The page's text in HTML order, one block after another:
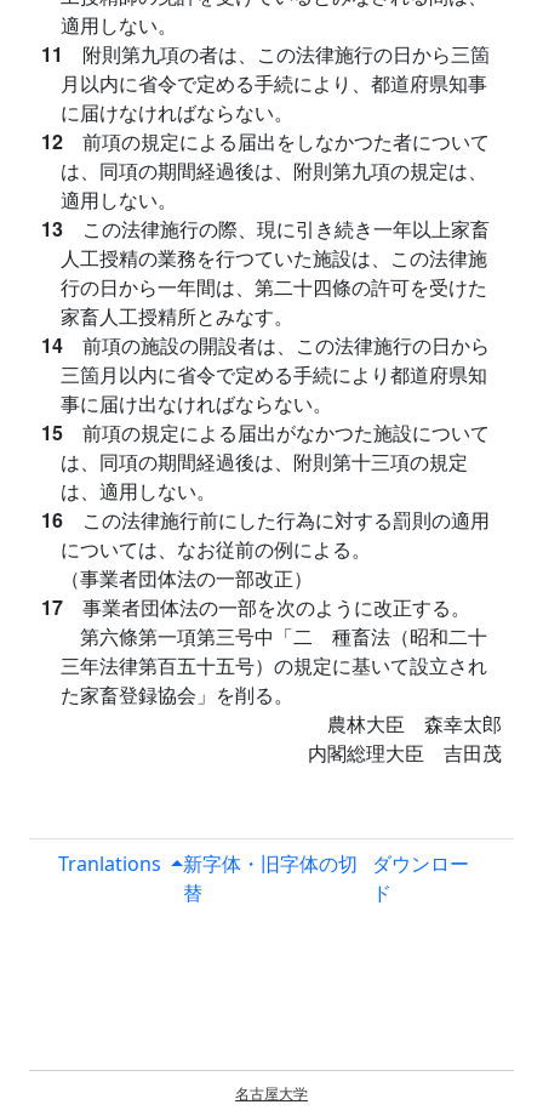
適用しない。
11 附則第九項の者は、この法律施行の日から三箇
月以内に省令で定める手続により、都道府県知事
に届けなければならない。
12 前項の規定による届出をしなかつた者について
は、同項の期間経過後は、附則第九項の規定は、
適用しない。
13 この法律施行の際、現に引き続き一年以上家畜
人工授精の業務を行つていた施設は、この法律施
行の日から一年間は、第二十四條の許可を受けた
家畜人工授精所とみなす。
14 前項の施設の開設者は、この法律施行の日から
三箇月以内に省令で定める手続により都道府県知
事に届け出なければならない。
15 前項の規定による届出がなかつた施設について
は、同項の期間経過後は、附則第十三項の規定
は、適用しない。
16 この法律施行前にした行為に対する罰則の適用
については、なお従前の例による。
（事業者団体法の一部改正）
17 事業者団体法の一部を次のように改正する。
第六條第一項第三号中「二 種畜法（昭和二十
三年法律第百五十五号）の規定に基いて設立され
た家畜登録協会」を削る。
農林大臣 森幸太郎
内閣総理大臣 吉田茂
Tranlations
新字体・旧字体の切
替
ダウンロー
ド
名古屋大学